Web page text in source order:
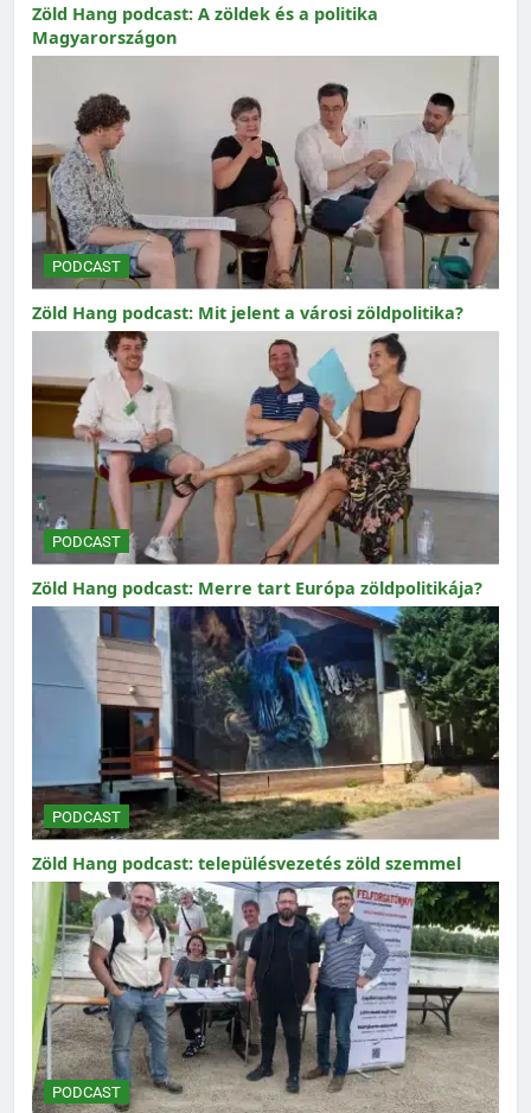
Zöld Hang podcast: A zöldek és a politika
Magyarországon
PODCAST
Zöld Hang podcast: Mit jelent a városi zöldpolitika?
PODCAST
Zöld Hang podcast: Merre tart Európa zöldpolitikája?
PODCAST
Zöld Hang podcast: településvezetés zöld szemmel
PODCAST